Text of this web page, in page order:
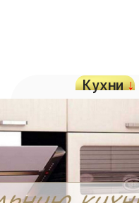
Кухни↓